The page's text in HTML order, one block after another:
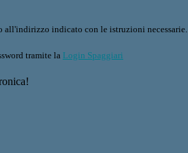
all'indirizzo indicato con le istruzioni necessarie.
tramite la Login Spaggiari